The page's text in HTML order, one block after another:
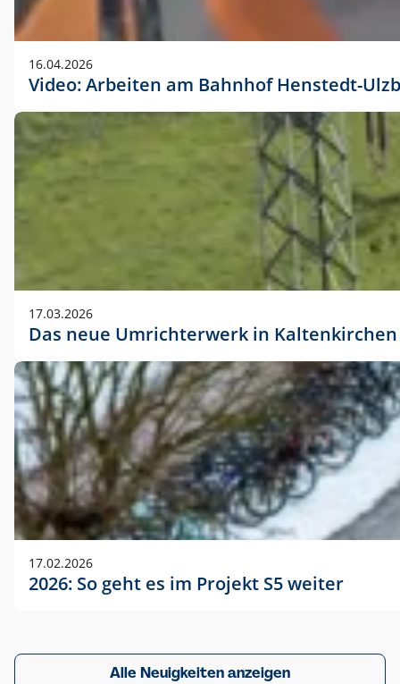
16.04.2026
Video: Arbeiten am Bahnhof Henstedt-
17.03.2026
Das neue Umrichterwerk in Kaltenkirchen
17.02.2026
2026: So geht es im Projekt S5 weiter
Alle Neuigkeiten anzeigen